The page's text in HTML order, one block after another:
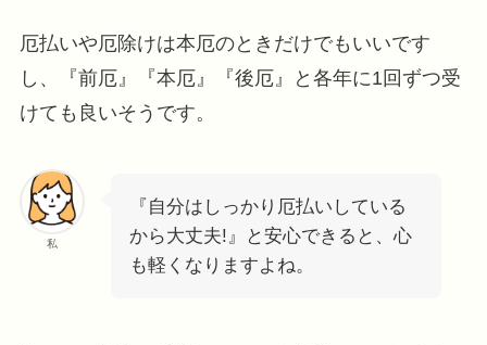
厄払いや厄除けは本厄のときだけでもいいです
し、『前厄』『本厄』『後厄』と各年に1回ずつ受
けても良いそうです。
私
『自分はしっかり厄払いしている
から大丈夫!』と安心できると、心
も軽くなりますよね。